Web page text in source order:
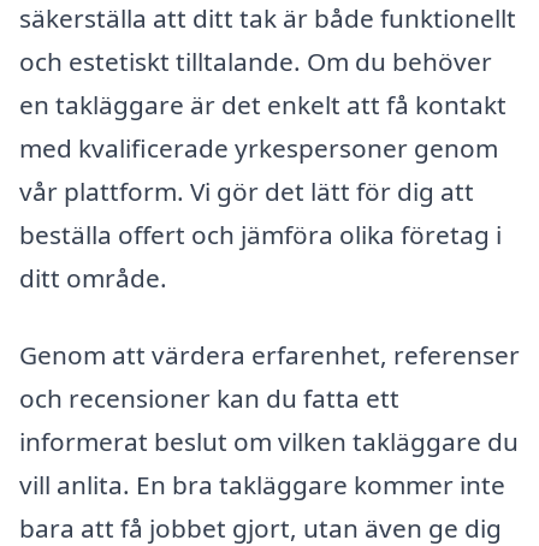
säkerställa att ditt tak är både funktionellt
och estetiskt tilltalande. Om du behöver
en takläggare är det enkelt att få kontakt
med kvalificerade yrkespersoner genom
vår plattform. Vi gör det lätt för dig att
beställa offert och jämföra olika företag i
ditt område.
Genom att värdera erfarenhet, referenser
och recensioner kan du fatta ett
informerat beslut om vilken takläggare du
vill anlita. En bra takläggare kommer inte
bara att få jobbet gjort, utan även ge dig